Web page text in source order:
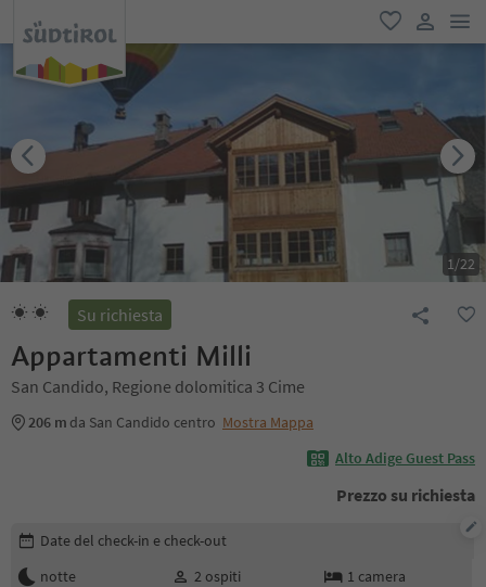
favoriti
user link
1/22
Su richiesta
Appartamenti Milli
San Candido, Regione dolomitica 3 Cime
206 m da San Candido centro Mostra Mappa
Alto Adige Guest Pass
Prezzo su richiesta
Modifica i dettagli della prenotazione
Date del check-in e check-out
notte
2 ospiti 1 camera